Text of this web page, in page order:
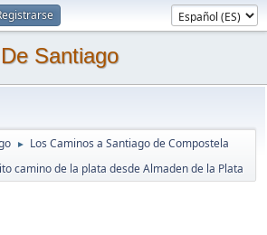
Santiago
► Los Caminos a Santiago de Compostela
camino de la plata desde Almaden de la Plata